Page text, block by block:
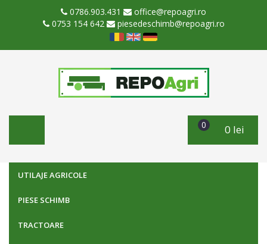
0786.903.431
office@repoagri.ro
0753 154 642
piesedeschimb@repoagri.ro
0 0 lei
UTILAJE AGRICOLE
PIESE SCHIMB
TRACTOARE